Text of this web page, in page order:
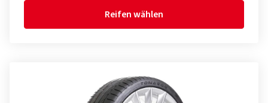
Reifen wählen